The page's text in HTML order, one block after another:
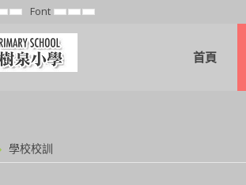
FixedWideFont Set
Font
Set
Font
Set
首頁
學校校訓